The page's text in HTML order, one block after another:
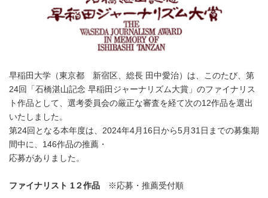
早稲田大学（東京都 新宿区、総長 田中愛治）は、このたび、第
24回「石橋湛山記念 早稲田ジャーナリズム大賞」のファイナリス
ト作品として、選考委員会の厳正な審査を経て次の12作品を選出
いたしました。
第24回となる本年度は、2024年4月16日から5月31日までの募集期
間中に、146作品の推薦・
応募がありました。
ファイナリスト 1 ２作品 ※応募・推薦受付順